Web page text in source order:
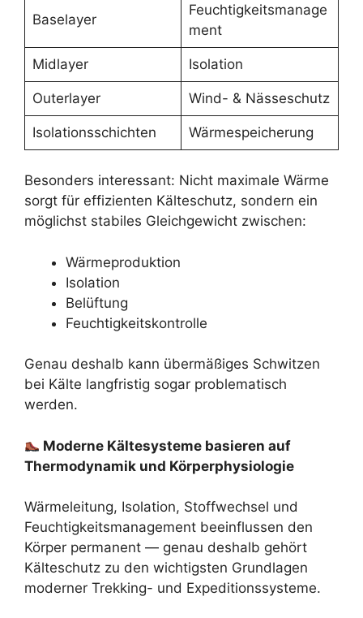
Baselayer
Feuchtigkeitsmanage
ment
Midlayer Isolation
Outerlayer Wind- & Nässeschutz
Isolationsschichten Wärmespeicherung
Besonders interessant: Nicht maximale Wärme
sorgt für effizienten Kälteschutz, sondern ein
möglichst stabiles Gleichgewicht zwischen:
Wärmeproduktion
Isolation
Belüftung
Feuchtigkeitskontrolle
Genau deshalb kann übermäßiges Schwitzen
bei Kälte langfristig sogar problematisch
werden.
Moderne Kältesysteme basieren auf
Thermodynamik und Körperphysiologie
Wärmeleitung, Isolation, Stoffwechsel und
Feuchtigkeitsmanagement beeinflussen den
Körper permanent — genau deshalb gehört
Kälteschutz zu den wichtigsten Grundlagen
moderner Trekking- und Expeditionssysteme.